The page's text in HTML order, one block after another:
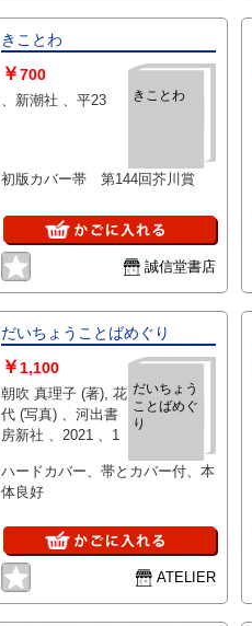
きことわ
きことわ
￥700
、新潮社 、平23
初版カバー帯 第144回芥川賞
誠信堂書店
だいちょうことばめぐり
だいちょう
ことばめぐ
り
￥ 1,100
朝吹 真理子 (著), 花
代 (写真) 、河出書
房新社 、2021 、1
ハードカバー、帯とカバー付、本
体良好
ATELIER